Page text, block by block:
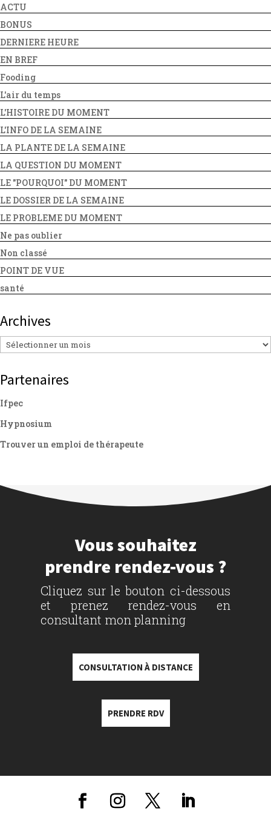
ACTU
BONUS
DERNIERE HEURE
EN BREF
Fooding
L'air du temps
L'HISTOIRE DU MOMENT
L'INFO DE LA SEMAINE
LA PLANTE DE LA SEMAINE
LA QUESTION DU MOMENT
LE "POURQUOI" DU MOMENT
LE DOSSIER DE LA SEMAINE
LE PROBLEME DU MOMENT
Ne pas oublier
Non classé
POINT DE VUE
santé
Archives
Archives
Partenaires
Ifpec
Hypnosium
Trouver un emploi de thérapeute
Vous souhaitez
prendre rendez-vous ?
Cliquez sur le bouton ci-dessous
et prenez rendez-vous en
consultant mon planning
CONSULTATION À DISTANCE
PRENDRE RDV